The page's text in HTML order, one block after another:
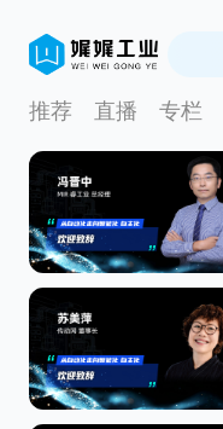
推荐 直播 专栏